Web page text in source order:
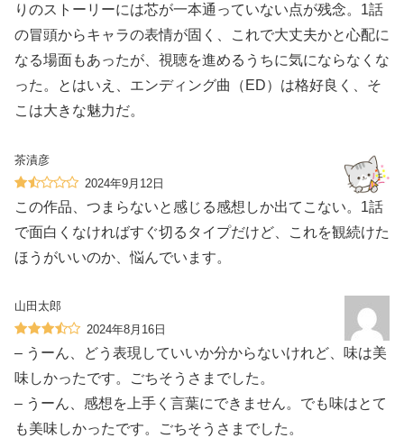
りのストーリーには芯が一本通っていない点が残念。1話
の冒頭からキャラの表情が固く、これで大丈夫かと心配に
なる場面もあったが、視聴を進めるうちに気にならなくな
った。とはいえ、エンディング曲（ED）は格好良く、そ
こは大きな魅力だ。
茶漬彦
2024年9月12日
この作品、つまらないと感じる感想しか出てこない。1話
で面白くなければすぐ切るタイプだけど、これを観続けた
ほうがいいのか、悩んでいます。
山田太郎
2024年8月16日
– うーん、どう表現していいか分からないけれど、味は美
味しかったです。ごちそうさまでした。
– うーん、感想を上手く言葉にできません。でも味はとて
も美味しかったです。ごちそうさまでした。